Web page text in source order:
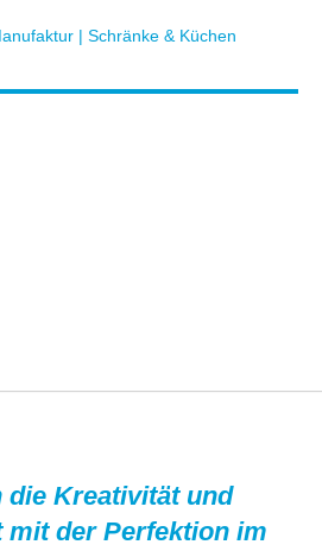
die Kreativität und
mit der Perfektion im